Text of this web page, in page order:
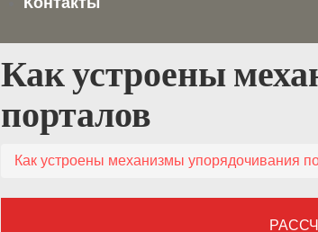
Как устроены
порталов
Как устроены механизмы упорядочивания